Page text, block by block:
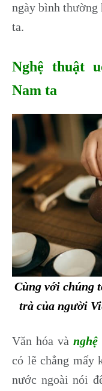
ngày bình thường
ta.
Nghệ thuật
Nam ta
Cùng với chúng
trà của người
Văn hóa và
có lẽ chẳng mấy
nước ngoài nói